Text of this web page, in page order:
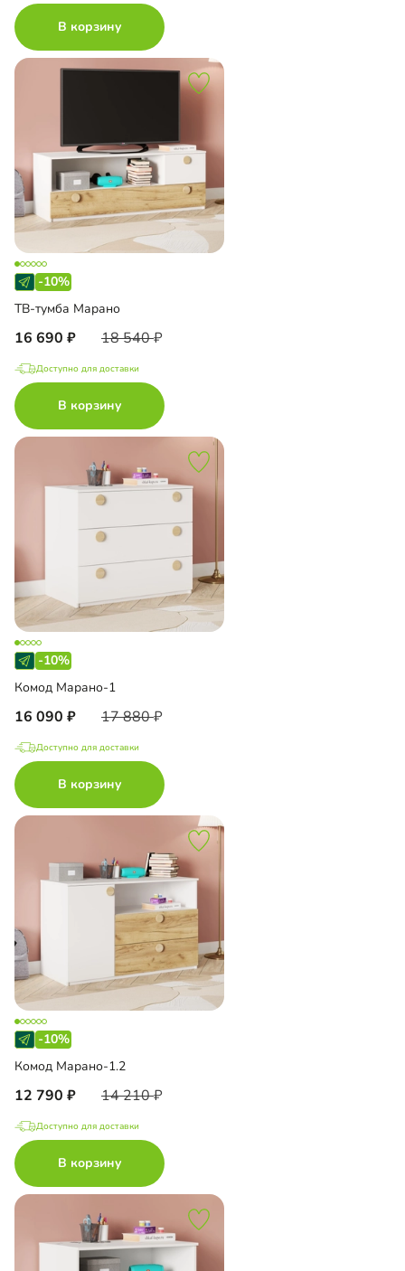
В корзину
-10%
ТВ-тумба Марано
16 690 18 540
Доступно для доставки
В корзину
-10%
Комод Марано-1
16 090 17 880
Доступно для доставки
В корзину
-10%
Комод Марано-1.2
12 790 14 210
Доступно для доставки
В корзину